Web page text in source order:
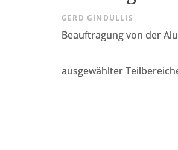
GERD GINDULLIS
Beauftragung von der
ausgewählter